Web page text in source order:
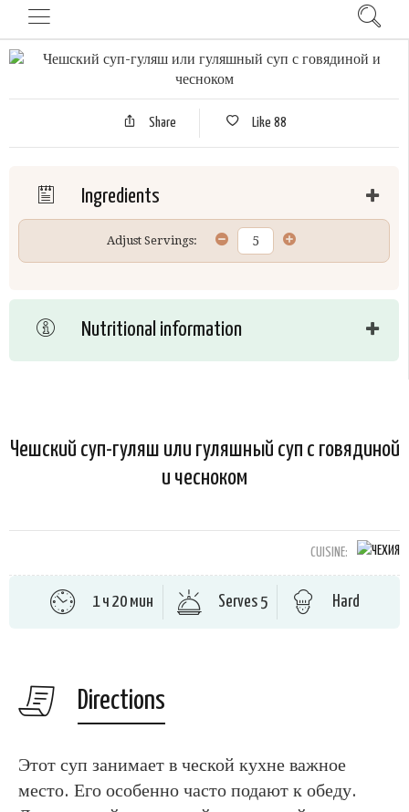
Share Like 88
Ingredients
Adjust Servings:
Nutritional information
Чешский суп-гуляш или гуляшный суп с говядиной
и чесноком
CUISINE:
1 ч 20 мин Serves 5 Hard
Directions
Этот суп занимает в ческой кухне важное
место. Его особенно часто подают к обеду.